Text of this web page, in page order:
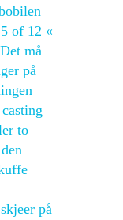
of 12 «
må
på
to
på